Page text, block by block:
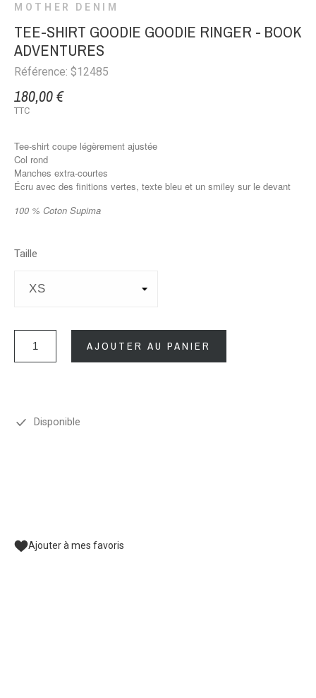
MOTHER DENIM
TEE-SHIRT GOODIE GOODIE RINGER - BOOK
ADVENTURES
Référence: $12485
180,00 €
TTC
Tee-shirt coupe légèrement ajustée
Col rond
Manches extra-courtes
Écru avec des finitions vertes, texte bleu et un smiley sur le devant
100 % Coton Supima
Taille
AJOUTER AU PANIER
Disponible
Ajouter à mes favoris